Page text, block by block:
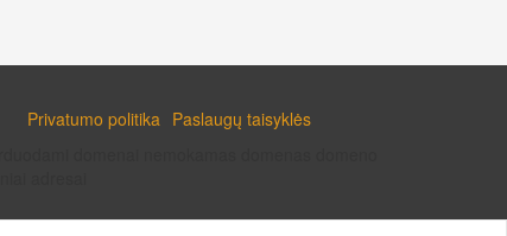
Privatumo politika Paslaugų taisyklės